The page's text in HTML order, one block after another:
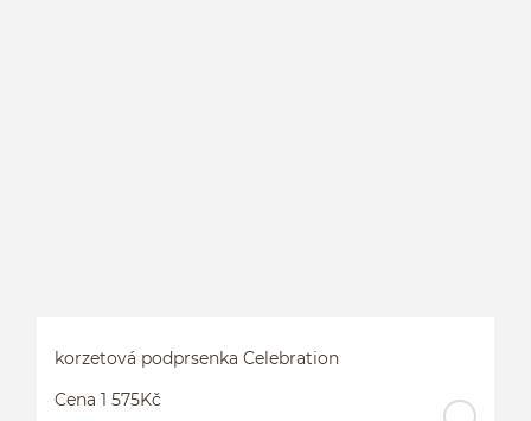
korzetová podprsenka Celebration
Cena 1 575Kč